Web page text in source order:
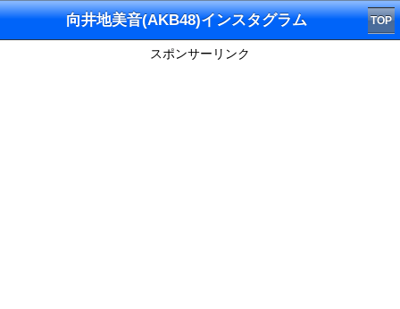
向井地美音(AKB48)インスタグラム TOP
スポンサーリンク